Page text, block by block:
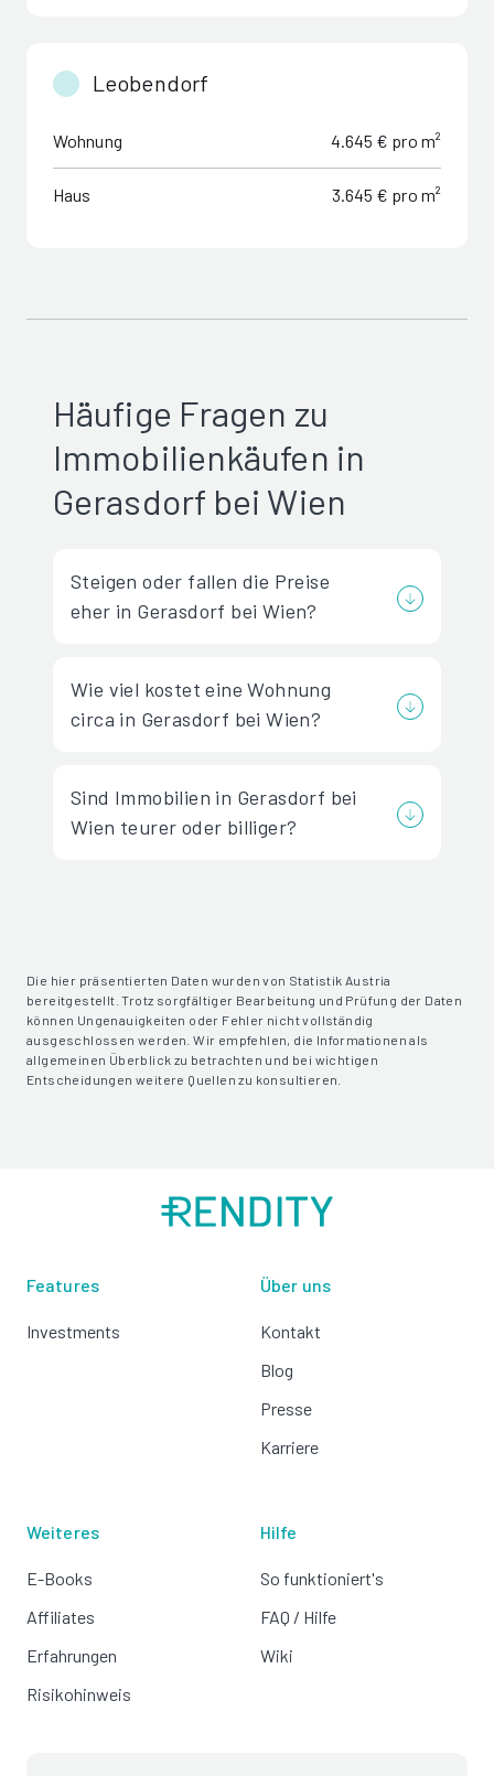
Leobendorf
Wohnung 4.645 € pro m²
Haus 3.645 € pro m²
Häufige Fragen zu
Immobilienkäufen in
Gerasdorf bei Wien
Steigen oder fallen die Preise
eher in Gerasdorf bei Wien?
Wie viel kostet eine Wohnung
circa in Gerasdorf bei Wien?
Sind Immobilien in Gerasdorf bei
Wien teurer oder billiger?
Die hier präsentierten Daten wurden von Statistik Austria
bereitgestellt. Trotz sorgfältiger Bearbeitung und Prüfung der Daten
können Ungenauigkeiten oder Fehler nicht vollständig
ausgeschlossen werden. Wir empfehlen, die Informationen als
allgemeinen Überblick zu betrachten und bei wichtigen
Entscheidungen weitere Quellen zu konsultieren.
Features
Investments
Über uns
Kontakt
Blog
Presse
Karriere
Weiteres
E-Books
Affiliates
Erfahrungen
Risikohinweis
Hilfe
So funktioniert's
FAQ / Hilfe
Wiki